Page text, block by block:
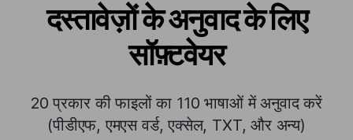
दस्तावेज़ों के अनुवाद के लिए
सॉफ़्टवेयर
20 प्रकार की फाइलों का 110 भाषाओं में अनुवाद करें
(पीडीएफ, एमएस वर्ड, एक्सेल, TXT, और अन्य)